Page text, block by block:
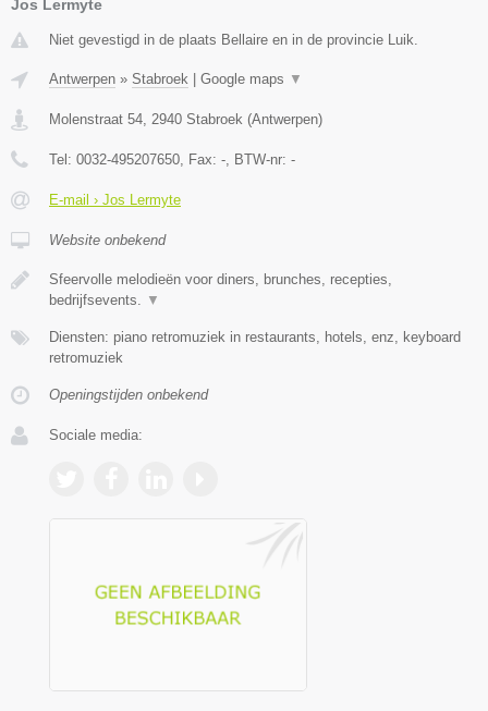
Jos Lermyte
Niet gevestigd in de plaats Bellaire en in de provincie Luik.
Antwerpen » Stabroek Google maps ▼
Molenstraat 54, 2940 Stabroek (Antwerpen)
Tel: 0032-495207650, Fax: -, BTW-nr: -
E-mail › Jos Lermyte
Website onbekend
Sfeervolle melodieën voor diners, brunches, recepties,
bedrijfsevents. ▼
Diensten: piano retromuziek in restaurants, hotels, enz, keyboard
retromuziek
Openingstijden onbekend
Sociale media: